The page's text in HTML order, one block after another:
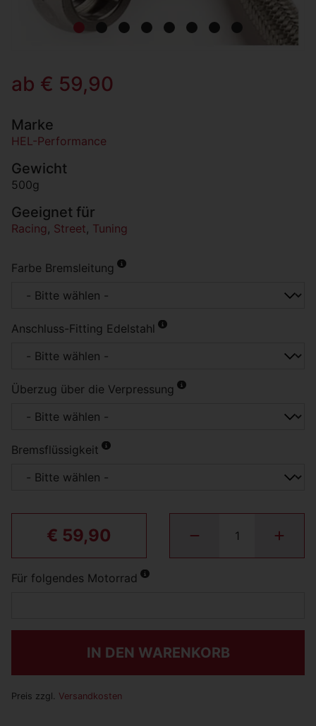
ab € 59,90
Marke
HEL-Performance
Gewicht
500g
Geeignet für
Racing , Street, Tuning
Farbe Bremsleitung
Anschluss-Fitting Edelstahl
Überzug über die Verpressung
Bremsflüssigkeit
€ 59,90
Für folgendes Motorrad
IN DEN WARENKORB
Preis zzgl. Versandkosten